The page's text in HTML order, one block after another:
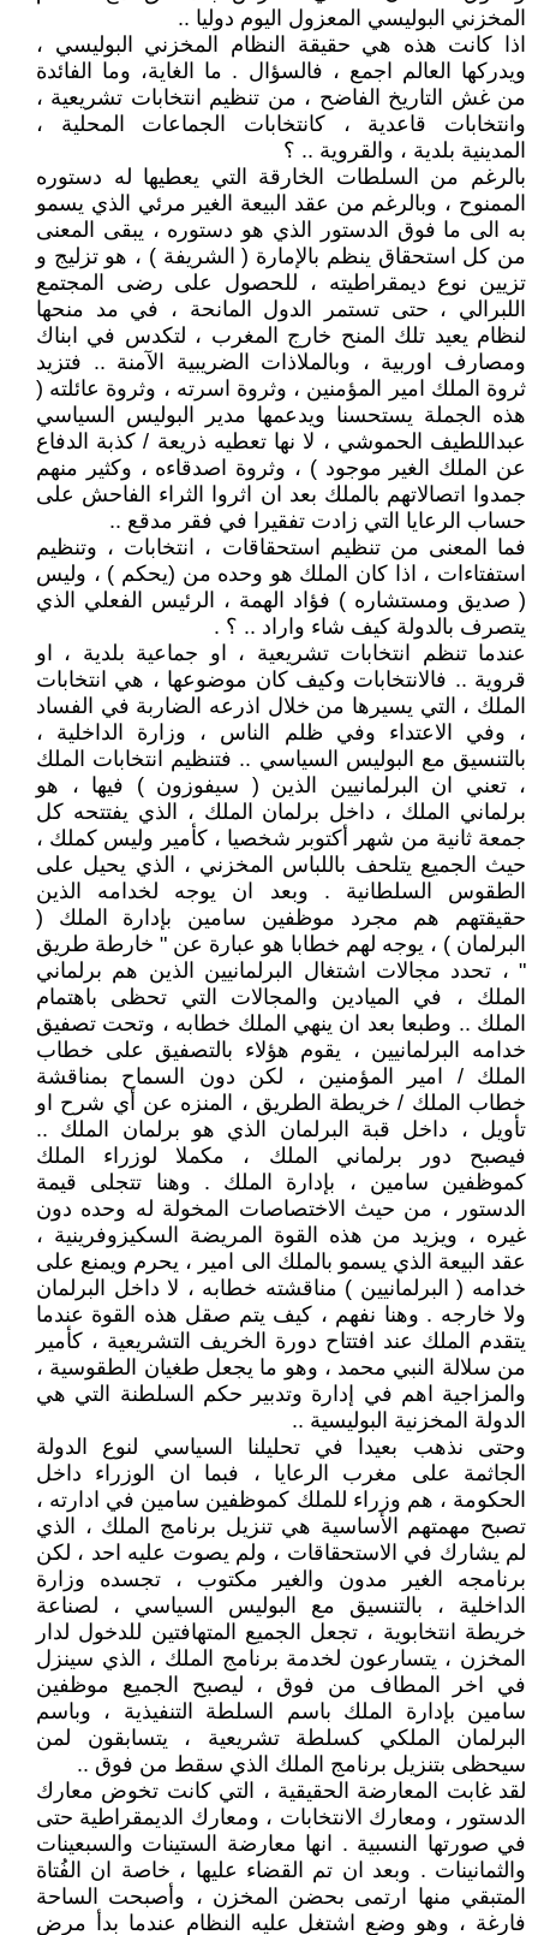
المخزني البوليسي المعزول اليوم دوليا ..
اذا كانت هذه هي حقيقة النظام المخزني البوليسي ،
ويدركها العالم اجمع ، فالسؤال . ما الغاية، وما الفائدة
من غش التاريخ الفاضح ، من تنظيم انتخابات تشريعية ،
وانتخابات قاعدية ، كانتخابات الجماعات المحلية ،
المدينية بلدية ، والقروية .. ؟
بالرغم من السلطات الخارقة التي يعطيها له دستوره
الممنوح ، وبالرغم من عقد البيعة الغير مرئي الذي يسمو
به الى ما فوق الدستور الذي هو دستوره ، يبقى المعنى
من كل استحقاق ينظم بالإمارة ( الشريفة ) ، هو تزليج و
تزيين نوع ديمقراطيته ، للحصول على رضى المجتمع
اللبرالي ، حتى تستمر الدول المانحة ، في مد منحها
لنظام يعيد تلك المنح خارج المغرب ، لتكدس في ابناك
ومصارف اوربية ، وبالملاذات الضريبية الآمنة .. فتزيد
ثروة الملك امير المؤمنين ، وثروة اسرته ، وثروة عائلته (
هذه الجملة يستحسنا ويدعمها مدير البوليس السياسي
عبداللطيف الحموشي ، لا نها تعطيه ذريعة / كذبة الدفاع
عن الملك الغير موجود ) ، وثروة اصدقاءه ، وكثير منهم
جمدوا اتصالاتهم بالملك بعد ان اثروا الثراء الفاحش على
حساب الرعايا التي زادت تفقيرا في فقر مدقع ..
فما المعنى من تنظيم استحقاقات ، انتخابات ، وتنظيم
استفتاءات ، اذا كان الملك هو وحده من (يحكم ) ، وليس
( صديق ومستشاره ) فؤاد الهمة ، الرئيس الفعلي الذي
يتصرف بالدولة كيف شاء واراد .. ؟ .
عندما تنظم انتخابات تشريعية ، او جماعية بلدية ، او
قروية .. فالانتخابات وكيف كان موضوعها ، هي انتخابات
الملك ، التي يسيرها من خلال اذرعه الضاربة في الفساد
، وفي الاعتداء وفي ظلم الناس ، وزارة الداخلية ،
بالتنسيق مع البوليس السياسي .. فتنظيم انتخابات الملك
، تعني ان البرلمانيين الذين ( سيفوزون ) فيها ، هو
برلماني الملك ، داخل برلمان الملك ، الذي يفتتحه كل
جمعة ثانية من شهر أكتوبر شخصيا ، كأمير وليس كملك ،
حيث الجميع يتلحف باللباس المخزني ، الذي يحيل على
الطقوس السلطانية . وبعد ان يوجه لخدامه الذين
حقيقتهم هم مجرد موظفين سامين بإدارة الملك (
البرلمان ) ، يوجه لهم خطابا هو عبارة عن " خارطة طريق
" ، تحدد مجالات اشتغال البرلمانيين الذين هم برلماني
الملك ، في الميادين والمجالات التي تحظى باهتمام
الملك .. وطبعا بعد ان ينهي الملك خطابه ، وتحت تصفيق
خدامه البرلمانيين ، يقوم هؤلاء بالتصفيق على خطاب
الملك / امير المؤمنين ، لكن دون السماح بمناقشة
خطاب الملك / خريطة الطريق ، المنزه عن أي شرح او
تأويل ، داخل قبة البرلمان الذي هو برلمان الملك ..
فيصبح دور برلماني الملك ، مكملا لوزراء الملك
كموظفين سامين ، بإدارة الملك . وهنا تتجلى قيمة
الدستور ، من حيث الاختصاصات المخولة له وحده دون
غيره ، ويزيد من هذه القوة المريضة السكيزوفرينية ،
عقد البيعة الذي يسمو بالملك الى امير ، يحرم ويمنع على
خدامه ( البرلمانيين ) مناقشته خطابه ، لا داخل البرلمان
ولا خارجه . وهنا نفهم ، كيف يتم صقل هذه القوة عندما
يتقدم الملك عند افتتاح دورة الخريف التشريعية ، كأمير
من سلالة النبي محمد ، وهو ما يجعل طغيان الطقوسية ،
والمزاجية اهم في إدارة وتدبير حكم السلطنة التي هي
الدولة المخزنية البوليسية ..
وحتى نذهب بعيدا في تحليلنا السياسي لنوع الدولة
الجاثمة على مغرب الرعايا ، فبما ان الوزراء داخل
الحكومة ، هم وزراء للملك كموظفين سامين في ادارته ،
تصبح مهمتهم الأساسية هي تنزيل برنامج الملك ، الذي
لم يشارك في الاستحقاقات ، ولم يصوت عليه احد ، لكن
برنامجه الغير مدون والغير مكتوب ، تجسده وزارة
الداخلية ، بالتنسيق مع البوليس السياسي ، لصناعة
خريطة انتخابوية ، تجعل الجميع المتهافتين للدخول لدار
المخزن ، يتسارعون لخدمة برنامج الملك ، الذي سينزل
في اخر المطاف من فوق ، ليصبح الجميع موظفين
سامين بإدارة الملك باسم السلطة التنفيذية ، وباسم
البرلمان الملكي كسلطة تشريعية ، يتسابقون لمن
سيحظى بتنزيل برنامج الملك الذي سقط من فوق ..
لقد غابت المعارضة الحقيقية ، التي كانت تخوض معارك
الدستور ، ومعارك الانتخابات ، ومعارك الديمقراطية حتى
في صورتها النسبية . انها معارضة الستينات والسبعينات
والثمانينات . وبعد ان تم القضاء عليها ، خاصة ان الفُتاة
المتبقي منها ارتمى بحضن المخزن ، وأصبحت الساحة
فارغة ، وهو وضع اشتغل عليه النظام عندما بدأ مرض